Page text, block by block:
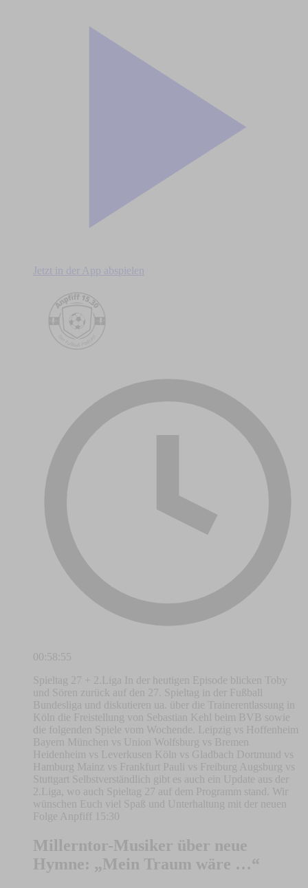
Jetzt in der App abspielen
00:58:55
Spieltag 27 + 2.Liga In der heutigen Episode blicken Toby
und Sören zurück auf den 27. Spieltag in der Fußball
Bundesliga und diskutieren ua. über die Trainerentlassung in
Köln die Freistellung von Sebastian Kehl beim BVB sowie
die folgenden Spiele vom Wochende. Leipzig vs Hoffenheim
Bayern München vs Union Wolfsburg vs Bremen
Heidenheim vs Leverkusen Köln vs Gladbach Dortmund vs
Hamburg Mainz vs Frankfurt Pauli vs Freiburg Augsburg vs
Stuttgart Selbstverständlich gibt es auch ein Update aus der
2.Liga, wo auch Spieltag 27 auf dem Programm stand. Wir
wünschen Euch viel Spaß und Unterhaltung mit der neuen
Folge Anpfiff 15:30
Millerntor-Musiker über neue
Hymne: „Mein Traum wäre …“